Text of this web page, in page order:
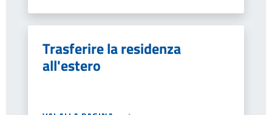
Trasferire la residenza
all'estero